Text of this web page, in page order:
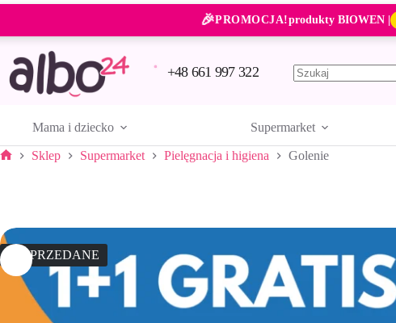
Przejdź
treści
🎉PROMOCJA!produkty BIOWEN |
+48 661 997 322
Mama i dziecko Supermarket
Sklep Supermarket Pielęgnacja i higiena Golenie
WYPRZEDANE